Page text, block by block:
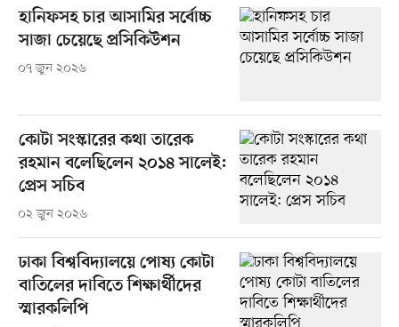
হানিফসহ চার আসামির সর্বোচ্চ
সাজা চেয়েছে প্রসিকিউশন
০৭ জুন ২০২৬
কোটা সংস্কারের কথা তারেক
রহমান বলেছিলেন ২০১৪ সালেই:
প্রেস সচিব
০২ জুন ২০২৬
ঢাকা বিশ্ববিদ্যালয়ে পোষ্য কোটা
বাতিলের দাবিতে শিক্ষার্থীদের
স্মারকলিপি